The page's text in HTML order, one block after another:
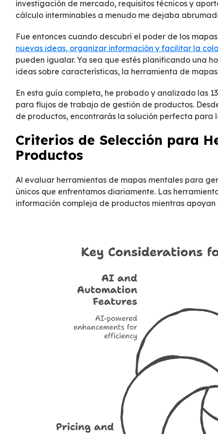
investigación de mercado, requisitos técnicos y
cálculo interminables a menudo me dejaba
Fue entonces cuando descubrí el poder de los
nuevas ideas, organizar información y facilitar la
pueden igualar. Ya sea que estés planificando una
ideas sobre características, la herramienta de
En esta guía completa, he probado y analizado las
para flujos de trabajo de gestión de productos.
de productos, encontrarás la solución perfecta para
Criterios de Selección para
Productos
Al evaluar herramientas de mapas mentales para
únicos que enfrentamos diariamente. Las
información compleja de productos mientras